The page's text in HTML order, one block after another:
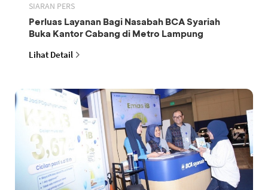
SIARAN PERS
Perluas Layanan Bagi Nasabah BCA Syariah
Buka Kantor Cabang di Metro Lampung
Lihat Detail